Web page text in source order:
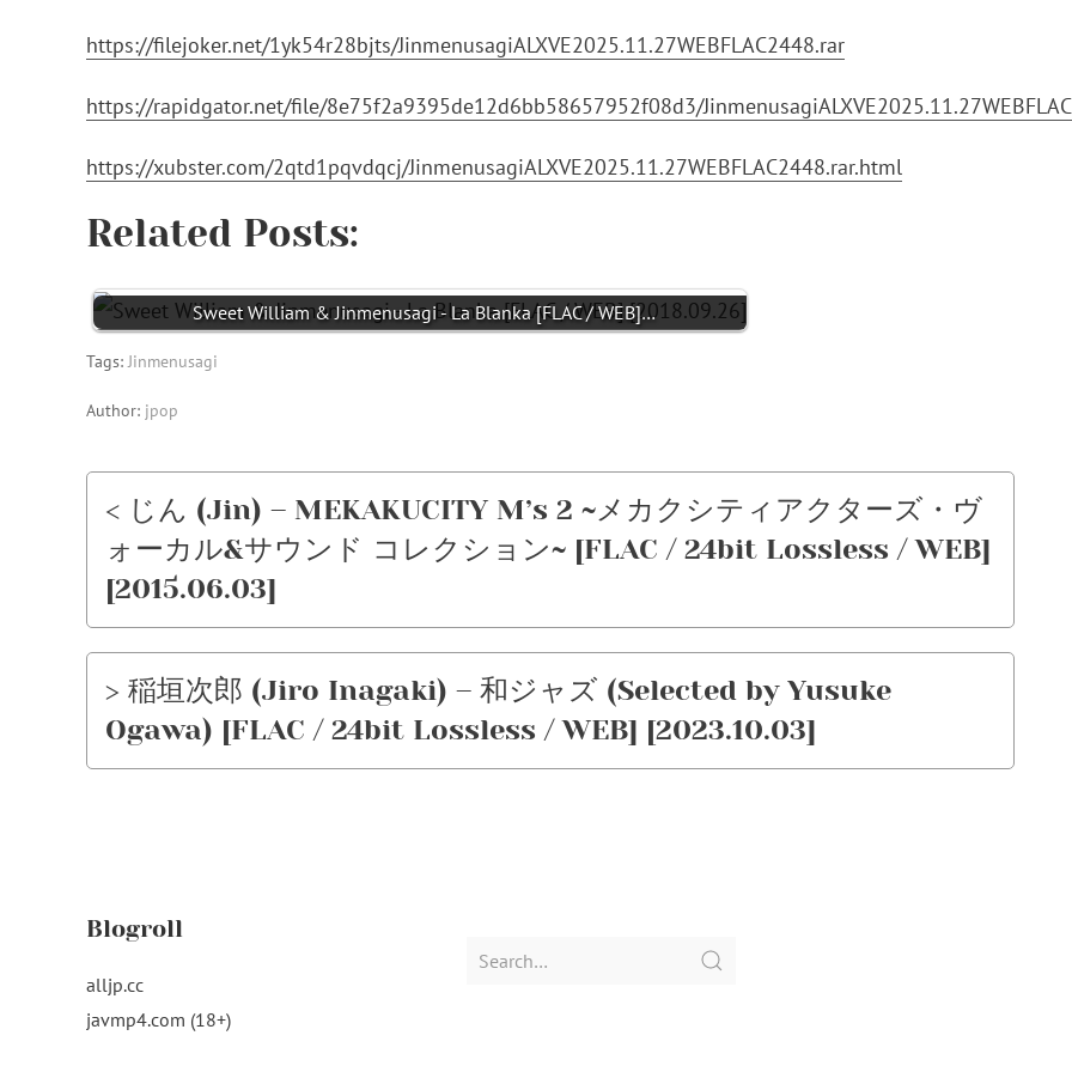
https://filejoker.net/1yk54r28bjts/JinmenusagiALXVE2025.11.27WEBFLAC2448.rar
https://rapidgator.net/file/8e75f2a9395de12d6bb58657952f08d3/
https://xubster.com/2qtd1pqvdqcj/JinmenusagiALXVE2025.11.27WEBFLAC2448.rar.html
Related Posts:
Sweet William & Jinmenusagi - La Blanka [FLAC / WEB]…
Tags:Jinmenusagi
Author: jpop
< じん (Jin) – MEKAKUCITY M’s 2 ~メカクシティアクターズ・ヴ
ォーカル&サウンド コレクション~ [FLAC / 24bit Lossless / WEB]
[2015.06.03]
> 稲垣次郎 (Jiro Inagaki) – 和ジャズ (Selected by Yusuke
Ogawa) [FLAC / 24bit Lossless / WEB] [2023.10.03]
Blogroll
alljp.cc
javmp4.com (18+)
Search